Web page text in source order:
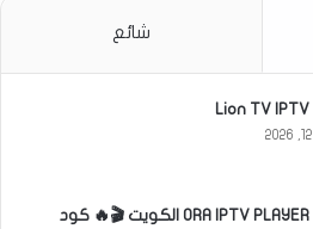
شائع
اشتراك ORA IPTV PLAYER الكويت 🎬🔥 كود